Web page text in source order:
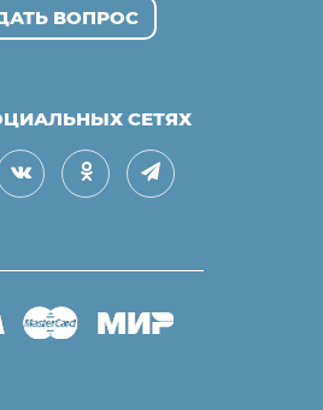
ВОПРОС
СЕТЯХ